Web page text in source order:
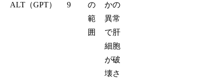
ALT（GPT） 9
の
範
囲
かの
異常
で肝
細胞
が破
壊さ